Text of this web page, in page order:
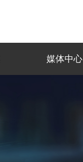
媒体中心